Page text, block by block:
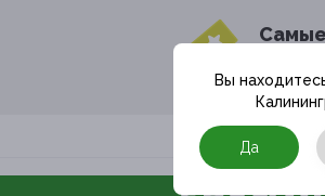
в
Москва
Вы
Да